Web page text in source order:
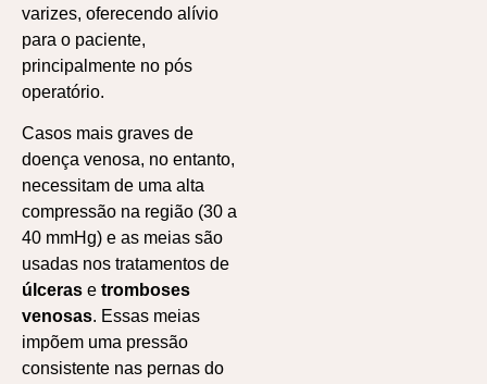
varizes, oferecendo alívio
para o paciente,
principalmente no pós
operatório.
Casos mais graves de
doença venosa, no entanto,
necessitam de uma alta
compressão na região (30 a
40 mmHg) e as meias são
usadas nos tratamentos de
úlceras e tromboses
venosas. Essas meias
impõem uma pressão
consistente nas pernas do